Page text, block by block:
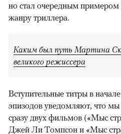
но стал очередным примером
жанру триллера.
Каким был путь Мартина
великого режиссера
Вступительные титры в
эпизодов уведомляют, что
сразу двух фильмов («Мыс
Джей Ли Томпсон и «Мыс